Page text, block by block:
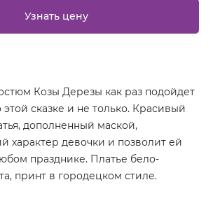
Узнать цену
Козы Дерезы как раз подойдет
этой сказке и не только. Красивый
дополненный маской,
характер девочки и позволит ей
празднике. Платье бело-
принт в городецком стиле.